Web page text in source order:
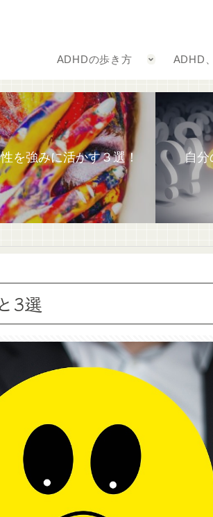
ADHDの歩き方 ADHD
を強みに活かす３選！ 自分
3選